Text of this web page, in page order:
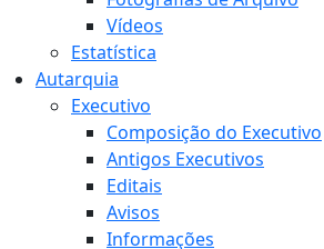
Vídeos
Estatística
Autarquia
Executivo
Composição do Executivo
Antigos Executivos
Editais
Avisos
Informações